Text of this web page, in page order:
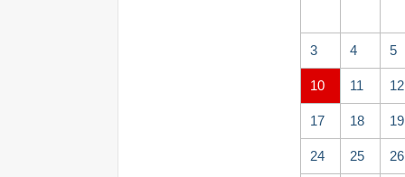
3 4 5
10 11 12
17 18 19
24 25 26